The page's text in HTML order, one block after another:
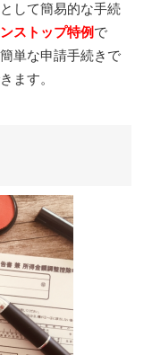
して簡易的な手続
ストップ特例で
単な申請手続きで
ます。